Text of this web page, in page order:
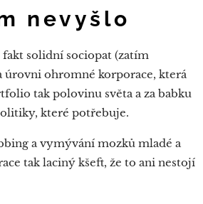
nevyšlo
fakt solidní sociopat (zatím
úrovni ohromné korporace, která
tak polovinu světa a za babku
které potřebuje.
a vymývání mozků mladé a
tak laciný kšeft, že to ani nestojí